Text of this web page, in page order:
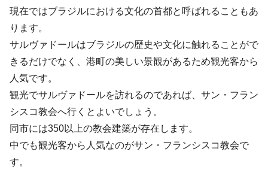
現在ではブラジルにおける文化の首都と呼ばれることもあ
ります。
サルヴァドールはブラジルの歴史や文化に触れることがで
きるだけでなく、港町の美しい景観があるため観光客から
人気です。
観光でサルヴァドールを訪れるのであれば、サン・フラン
シスコ教会へ行くとよいでしょう。
同市には350以上の教会建築が存在します。
中でも観光客から人気なのがサン・フランシスコ教会で
す。